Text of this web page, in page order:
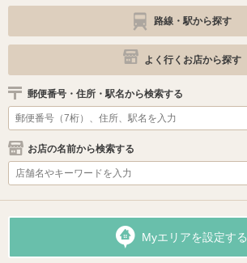
路線・駅から探す
よく行くお店から探す
郵便番号・住所・駅名から検索する
お店の名前から検索する
Myエリアを設定する